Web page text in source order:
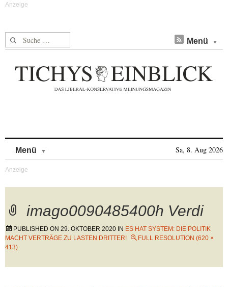
Suche nach: Menü
Menü Sa, 8. Aug 2026
imago0090485400h Verdi
PUBLISHED ON 29. OKTOBER 2020 IN ES HAT SYSTEM: DIE POLITIK
MACHT VERTRÄGE ZU LASTEN DRITTER!
FULL RESOLUTION (620 ×
413)